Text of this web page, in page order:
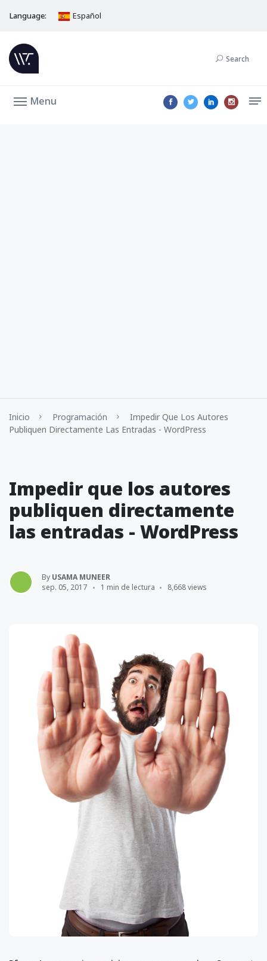
Language: Español
Search
Menu
Inicio Programación
Impedir Que Los Autores
Publiquen Directamente Las Entradas - WordPress
Impedir que los autores
publiquen directamente
las entradas - WordPress
By USAMA MUNEER
sep. 05, 2017
1 min de lectura 8,668 views